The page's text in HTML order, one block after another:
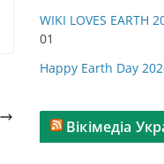
WIKI LOVES EARTH
01
Happy Earth Day
Вікімедіа